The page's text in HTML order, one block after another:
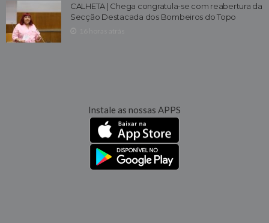
CALHETA | Chega congratula-se com reabertura da
Secção Destacada dos Bombeiros do Topo
Instale as nossas APPS